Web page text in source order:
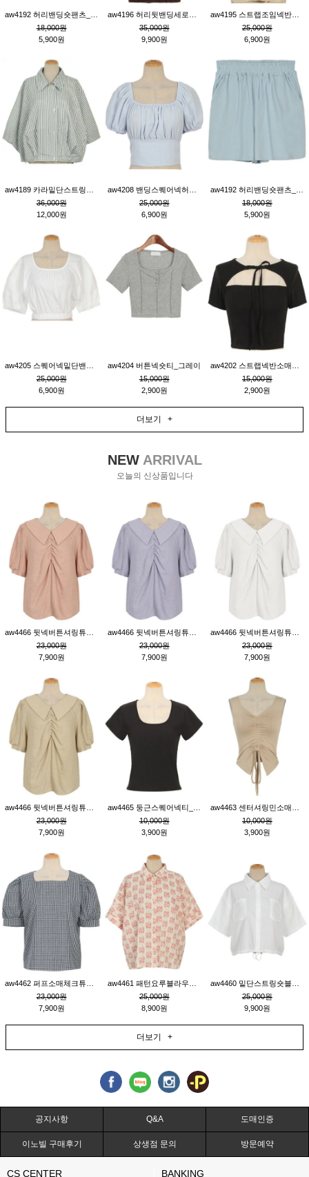
18,000원
5,900원
35,000원
9,900원
25,000원
6,900원
36,000원
12,000원
25,000원
6,900원
18,000원
5,900원
25,000원
6,900원
aw4204 버튼넥숏티_그레이
15,000원
2,900원
15,000원
2,900원
더보기 +
NEWARRIVAL
오늘의 신상품입니다
23,000원
7,900원
23,000원
7,900원
23,000원
7,900원
23,000원
7,900원
10,000원
3,900원
10,000원
3,900원
23,000원
7,900원
25,000원
8,900원
25,000원
9,900원
더보기 +
공지사항 Q&A 도매인증
이노빌 구매후기 상생점 문의 방문예약
CS CENTER BANKING